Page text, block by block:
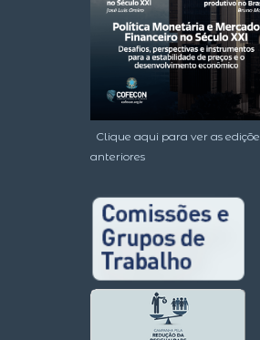
Clique aqui para ver as
anteriores